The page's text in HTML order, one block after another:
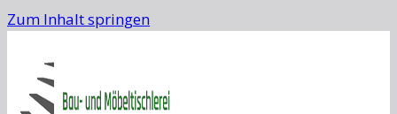
Zum Inhalt springen